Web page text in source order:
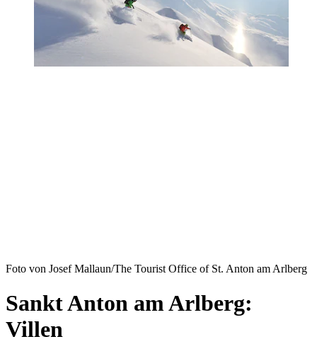
Foto von Josef Mallaun/The Tourist Office of St. Anton am Arlberg
Sankt Anton am Arlberg:
Villen